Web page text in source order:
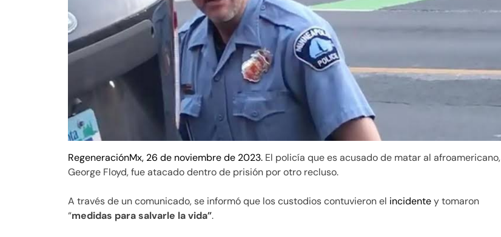
RegeneraciónMx, 26 de noviembre de 2023. El policía que es acusado de matar al afroamericano,
George Floyd, fue atacado dentro de prisión por otro recluso.
A través de un comunicado, se informó que los custodios contuvieron el incidentey tomaron
“medidas para salvarle la vida”.